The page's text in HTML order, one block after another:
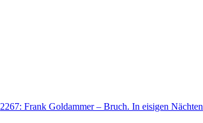
2267: Frank Goldammer – Bruch. In eisigen Nächten